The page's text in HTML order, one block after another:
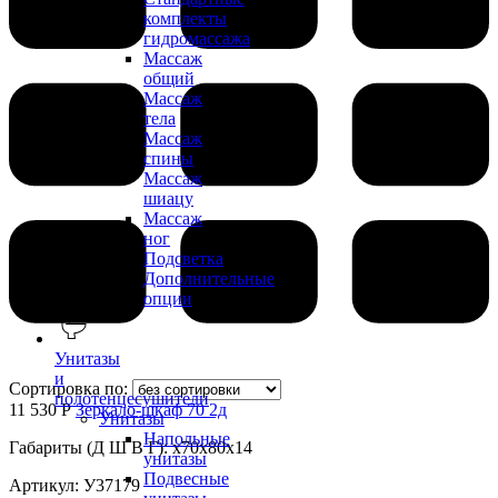
комплекты
гидромассажа
Массаж
общий
Массаж
тела
Массаж
спины
Массаж
шиацу
Массаж
ног
Подсветка
Дополнительные
опции
Унитазы
и
полотенцесушители
Унитазы
Напольные
унитазы
Подвесные
Сортировка по:
11 530 РЗеркало-шкаф 70 2д
Габариты (Д Ш В Г): x70x80x14
Артикул: У37179